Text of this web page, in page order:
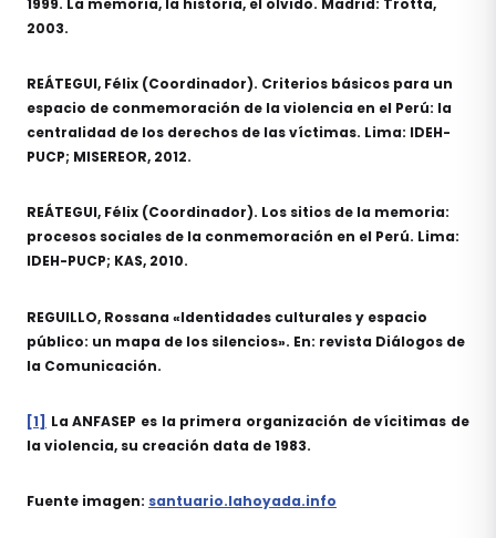
1999. La memoria, la historia, el olvido. Madrid: Trotta,
2003.
REÁTEGUI, Félix (Coordinador). Criterios básicos para un
espacio de conmemoración de la violencia en el Perú: la
centralidad de los derechos de las víctimas. Lima: IDEH-
PUCP; MISEREOR, 2012.
REÁTEGUI, Félix (Coordinador). Los sitios de la memoria:
procesos sociales de la conmemoración en el Perú. Lima:
IDEH-PUCP; KAS, 2010.
REGUILLO, Rossana «Identidades culturales y espacio
público: un mapa de los silencios». En: revista Diálogos de
la Comunicación.
[1] La ANFASEP es la primera organización de vícitimas de
la violencia, su creación data de 1983.
Fuente imagen: santuario.lahoyada.info